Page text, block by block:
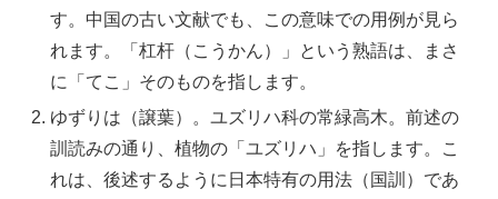
す。中国の古い文献でも、この意味での用例が見ら
れます。「杠杆（こうかん）」という熟語は、まさ
に「てこ」そのものを指します。
ゆずりは（譲葉）。ユズリハ科の常緑高木。前述の
訓読みの通り、植物の「ユズリハ」を指します。こ
れは、後述するように日本特有の用法（国訓）であ